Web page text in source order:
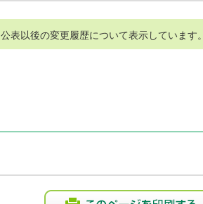
公表以後の変更履歴について表示しています。